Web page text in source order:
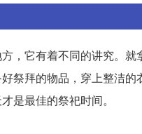
，它有着不同的讲究。
祭拜的物品，穿上整洁
是最佳的祭祀时间。